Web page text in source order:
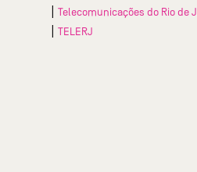
|Telecomunicações do Rio de
|TELERJ